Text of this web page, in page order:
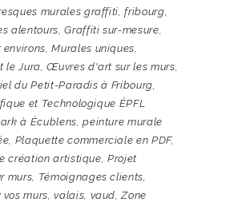
murales graffiti,fribourg,
alentours,Graffiti sur-mesure,
environs,Murales uniques,
le Jura,Œuvres d'art sur les murs,
du Petit-Paradis à Fribourg,
et Technologique ÉPFL
à Écublens,peinture murale
, Plaquette commerciale en PDF,
création artistique,Projet
murs, Témoignages clients,
vos murs,valais, vaud,Zone